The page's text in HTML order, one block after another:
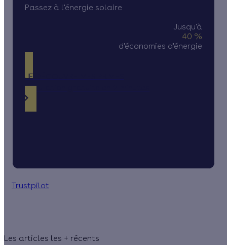
Passez à l'énergie solaire
Jusqu'à
40 %
d'économies d'énergie
JE DÉCOUVRE MES PRIMES
Simulation gratuite en 2 minutes
Trustpilot
Les articles les + récents